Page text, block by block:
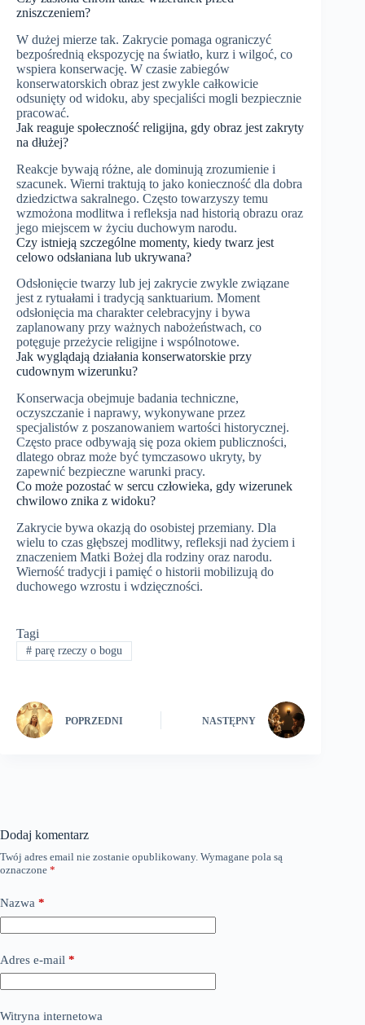
zniszczeniem?
W dużej mierze tak. Zakrycie pomaga ograniczyć
bezpośrednią ekspozycję na światło, kurz i wilgoć, co
wspiera konserwację. W czasie zabiegów
konserwatorskich obraz jest zwykle całkowicie
odsunięty od widoku, aby specjaliści mogli bezpiecznie
pracować.
Jak reaguje społeczność religijna, gdy obraz jest zakryty
na dłużej?
Reakcje bywają różne, ale dominują zrozumienie i
szacunek. Wierni traktują to jako konieczność dla dobra
dziedzictwa sakralnego. Często towarzyszy temu
wzmożona modlitwa i refleksja nad historią obrazu oraz
jego miejscem w życiu duchowym narodu.
Czy istnieją szczególne momenty, kiedy twarz jest
celowo odsłaniana lub ukrywana?
Odsłonięcie twarzy lub jej zakrycie zwykle związane
jest z rytuałami i tradycją sanktuarium. Moment
odsłonięcia ma charakter celebracyjny i bywa
zaplanowany przy ważnych nabożeństwach, co
potęguje przeżycie religijne i wspólnotowe.
Jak wyglądają działania konserwatorskie przy
cudownym wizerunku?
Konserwacja obejmuje badania techniczne,
oczyszczanie i naprawy, wykonywane przez
specjalistów z poszanowaniem wartości historycznej.
Często prace odbywają się poza okiem publiczności,
dlatego obraz może być tymczasowo ukryty, by
zapewnić bezpieczne warunki pracy.
Co może pozostać w sercu człowieka, gdy wizerunek
chwilowo znika z widoku?
Zakrycie bywa okazją do osobistej przemiany. Dla
wielu to czas głębszej modlitwy, refleksji nad życiem i
znaczeniem Matki Bożej dla rodziny oraz narodu.
Wierność tradycji i pamięć o historii mobilizują do
duchowego wzrostu i wdzięczności.
Tagi
#parę rzeczy o bogu
POPRZEDNI NASTĘPNY
Dodaj komentarz
Twój adres email nie zostanie opublikowany. Wymagane pola są
oznaczone *
Nazwa *
Adres e-mail *
Witryna internetowa